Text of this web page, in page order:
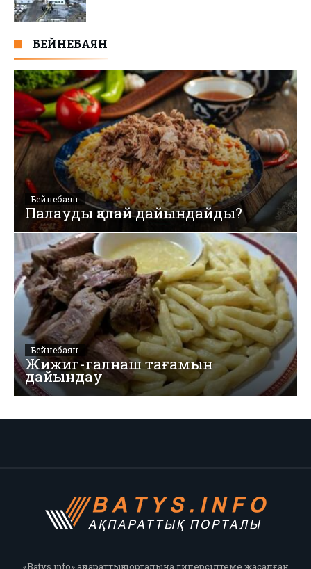
БЕЙНЕБАЯН
Бейнебаян
Палауды қалай дайындайды?
Бейнебаян
Жижиг-галнаш тағамын
дайындау
«Batys.info» ақпараттық порталына гиперсілтеме жасалған